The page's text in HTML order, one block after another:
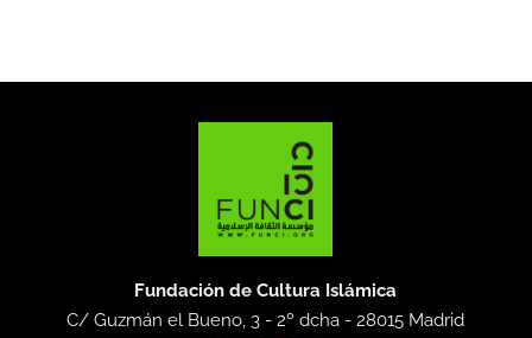
Fundación de Cultura Islámica
C/ Guzmán el Bueno, 3 - 2º dcha -28015 Madrid